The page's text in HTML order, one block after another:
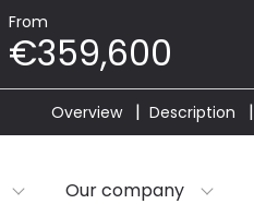
From
€359,600
Overview Description
Our company